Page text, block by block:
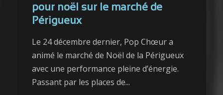
pour noël sur le marché de
Périgueux
Le 24 décembre dernier, Pop Chœur a
animé le marché de Noël de la Périgueux
avec une performance pleine d’énergie.
Passant par les places de...